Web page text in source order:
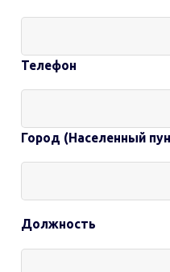
Телефон
Город (Населенный
Должность